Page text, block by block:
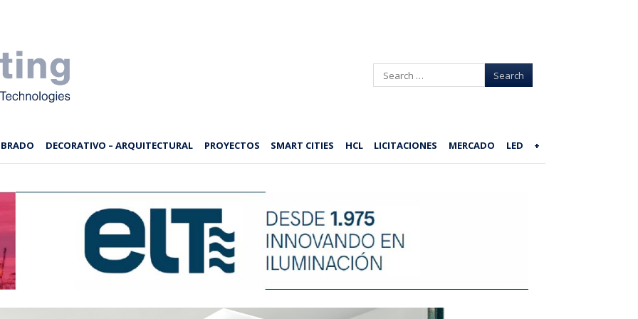
Search
DECORATIVO – ARQUITECTURAL PROYECTOS SMART CITIES HCL LICITACIONES MERCADO LED +